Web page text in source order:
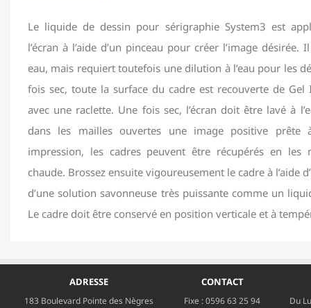
Le liquide de dessin pour sérigraphie System3 est
l’écran à l’aide d’un pinceau pour créer l’image
eau, mais requiert toutefois une dilution à l’eau pour les
fois sec, toute la surface du cadre est recouverte de Gel
avec une raclette. Une fois sec, l’écran doit être lavé à
dans les mailles ouvertes une image positive prête
impression, les cadres peuvent être récupérés en les
chaude. Brossez ensuite vigoureusement le cadre à l’aide
d’une solution savonneuse très puissante comme un
Le cadre doit être conservé en position verticale et à
ADRESSE
183 Boulevard Pointe des Nègres
CONTACT
Fixe :0596 63 25 94
Du